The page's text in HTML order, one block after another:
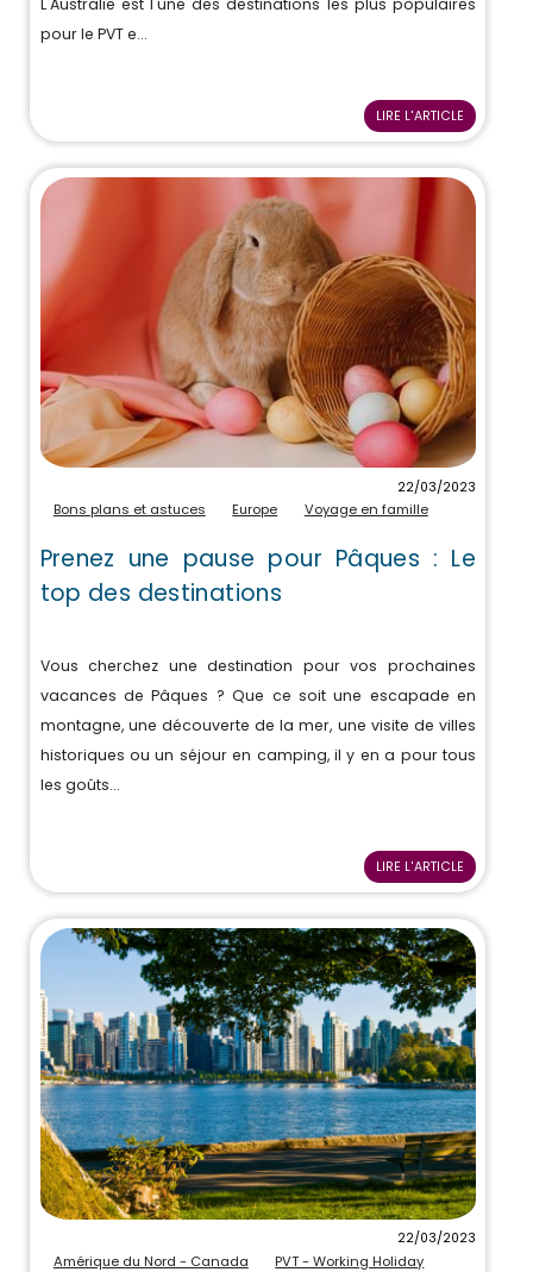
L'Australie est l'une des destinations les plus populaires
pour le PVT e...
LIRE L'ARTICLE
22/03/2023
Bons plans et astuces Europe Voyage en famille
Prenez une pause pour Pâques : Le
top des destinations
Vous cherchez une destination pour vos prochaines
vacances de Pâques ? Que ce soit une escapade en
montagne, une découverte de la mer, une visite de villes
historiques ou un séjour en camping, il y en a pour tous
les goûts...
LIRE L'ARTICLE
22/03/2023
Amérique du Nord - Canada PVT - Working Holiday